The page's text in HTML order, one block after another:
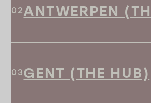
ANTWERPEN
GENT (THE HUB)